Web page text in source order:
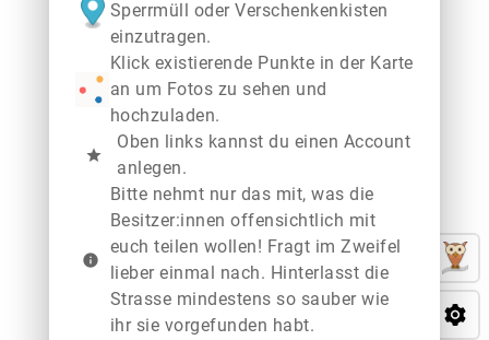
Sperrmüll oder Verschenkenkisten
einzutragen.
Klick existierende Punkte in der Karte
an um Fotos zu sehen und
hochzuladen.
star
Oben links kannst du einen Account
anlegen.
info
Bitte nehmt nur das mit, was die
Besitzer:innen offensichtlich mit
euch teilen wollen! Fragt im Zweifel
lieber einmal nach. Hinterlasst die
Strasse mindestens so sauber wie
ihr sie vorgefunden habt.